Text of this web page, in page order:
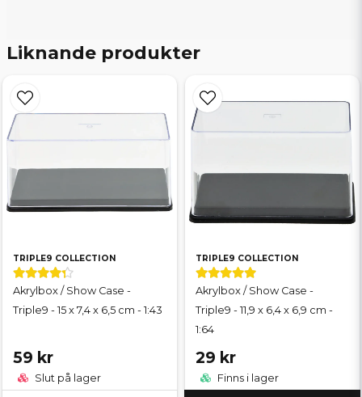
Liknande produkter
TRIPLE9 COLLECTION
Akrylbox / Show Case -
Triple9 - 15 x 7,4 x 6,5 cm - 1:43
59 kr
Slut på lager
TRIPLE9 COLLECTION
Akrylbox / Show Case -
Triple9 - 11,9 x 6,4 x 6,9 cm -
1:64
29 kr
Finns i lager